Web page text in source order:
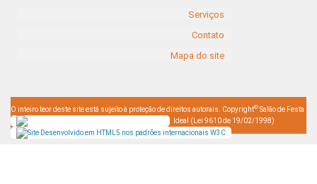
Serviços
Contato
Mapa do site
O inteiro teor deste site está sujeito à proteção de direitos autorais. Copyright© Salão de Festa
Ideal (Lei 9610 de 19/02/1998)